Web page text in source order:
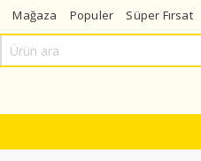
Mağaza Populer Süper Fırsat